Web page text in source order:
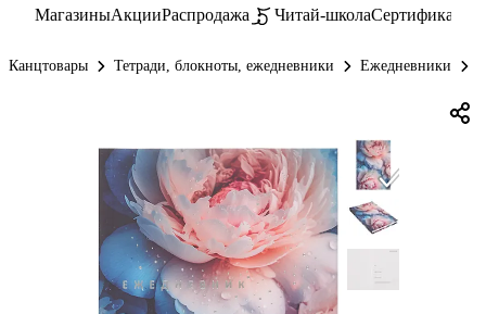
МагазиныАкцииРаспродажа Читай-школаСертификаты
Канцтовары Тетради, блокноты, ежедневники Ежедневники